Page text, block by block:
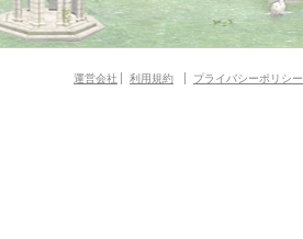
運営会社 利用規約 プライバシーポリシー